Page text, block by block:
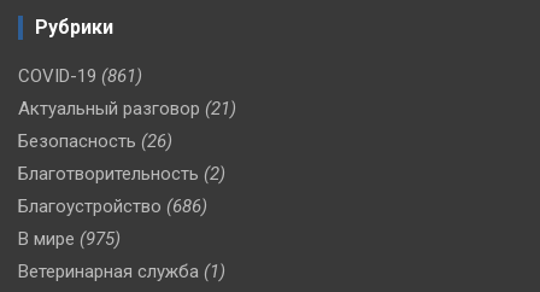
Рубрики
COVID-19 (861)
Актуальный разговор (21)
Безопасность (26)
Благотворительность (2)
Благоустройство (686)
В мире (975)
Ветеринарная служба (1)